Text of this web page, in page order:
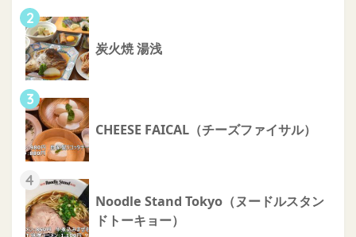
2
炭火焼 湯浅
3
CHEESE FAICAL（チーズファイサル）
4
Noodle Stand Tokyo（ヌードルスタン
ドトーキョー）